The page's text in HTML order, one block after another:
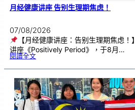
月经健康讲座 告别生理期焦虑！
07/08/2026
【月经健康讲座：告别生理期焦虑！】
讲座《Positively Period》，于8月…
閱讀全文:月
康
座
告
别
生
理
期
焦
虑
！